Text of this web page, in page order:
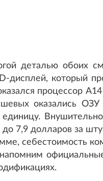
деталью обоих
дисплей, который
процессор
оказались
единицу.
до 7,9 долларов за
себестоимость
напомним